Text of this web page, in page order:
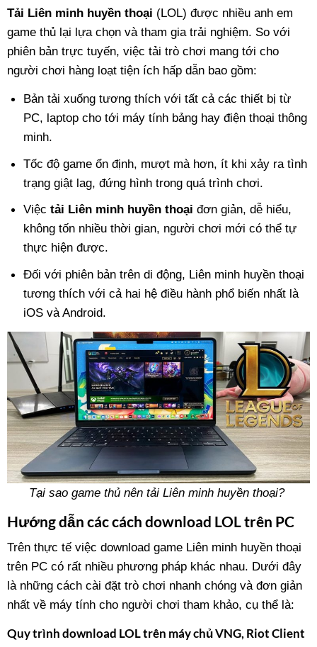
Tải Liên minh huyền thoại (LOL) được nhiều anh em
game thủ lại lựa chọn và tham gia trải nghiệm. So với
phiên bản trực tuyến, việc tải trò chơi mang tới cho
người chơi hàng loạt tiện ích hấp dẫn bao gồm:
Bản tải xuống tương thích với tất cả các thiết bị từ
PC, laptop cho tới máy tính bảng hay điện thoại thông
minh.
Tốc độ game ổn định, mượt mà hơn, ít khi xảy ra tình
trạng giật lag, đứng hình trong quá trình chơi.
Việc tải Liên minh huyền thoại đơn giản, dễ hiểu,
không tốn nhiều thời gian, người chơi mới có thể tự
thực hiện được.
Đối với phiên bản trên di động, Liên minh huyền thoại
tương thích với cả hai hệ điều hành phổ biến nhất là
iOS và Android.
Tại sao game thủ nên tải Liên minh huyền thoại?
Hướng dẫn các cách download LOL trên PC
Trên thực tế việc download game Liên minh huyền thoại
trên PC có rất nhiều phương pháp khác nhau. Dưới đây
là những cách cài đặt trò chơi nhanh chóng và đơn giản
nhất về máy tính cho người chơi tham khảo, cụ thể là:
Quy trình download LOL trên máy chủ VNG, Riot Client